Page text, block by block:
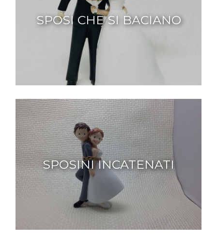
SPOSI CHE SI BACIANO
SPOSINI INCATENATI